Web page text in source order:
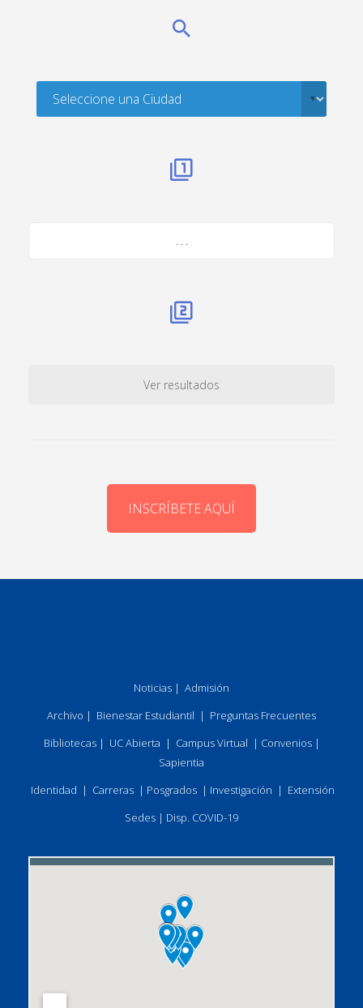
. . .
Ver resultados
INSCRÍBETE AQUÍ
Noticias | Admisión
Archivo | Bienestar Estudiantil | Preguntas Frecuentes
Bibliotecas| UC Abierta | Campus Virtual | Convenios|
Sapientia
Identidad | Carreras | Posgrados | Investigación | Extensión
Sedes | Disp. COVID-19